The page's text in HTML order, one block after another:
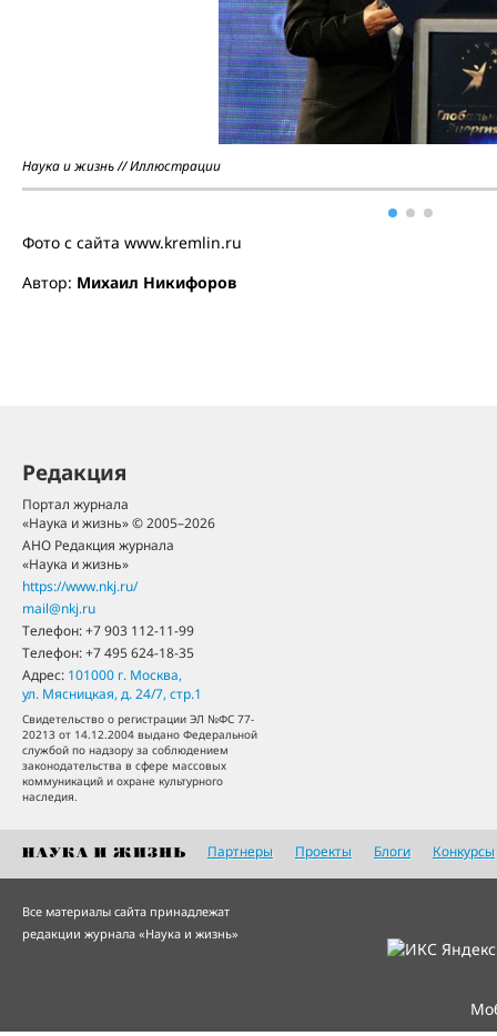
Наука и жизнь // Иллюстрации
Фото с сайта www.kremlin.ru
Автор: Михаил Никифоров
Редакция
Портал журнала
«Наука и жизнь» © 2005–2026
АНО Редакция журнала
«Наука и жизнь»
https://www.nkj.ru/
mail@nkj.ru
Телефон:+7 903 112-11-99
Телефон:+7 495 624-18-35
Адрес: 101000 г. Москва,
ул. Мясницкая, д. 24/7, стр.1
Свидетельство о регистрации ЭЛ №ФС 77-
20213 от 14.12.2004 выдано Федеральной
службой по надзору за соблюдением
законодательства в сфере массовых
коммуникаций и охране культурного
наследия.
Партнеры Проекты Блоги Конкурсы
Все материалы сайта принадлежат
редакции журнала «Наука и жизнь»